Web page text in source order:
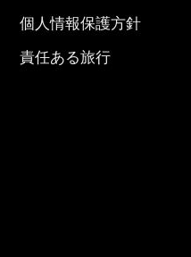
個人情報保護方針
責任ある旅行